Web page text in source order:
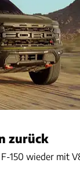
zurück
150 wieder mit